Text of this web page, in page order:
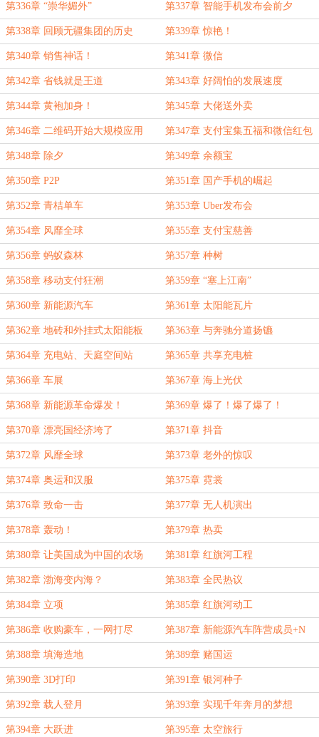
第336章 “崇华媚外” 第337章 智能手机发布会前夕
第338章 回顾无疆集团的历史 第339章 惊艳！
第340章 销售神话！ 第341章 微信
第342章 省钱就是王道 第343章 好阔怕的发展速度
第344章 黄袍加身！ 第345章 大佬送外卖
第346章 二维码开始大规模应用 第347章 支付宝集五福和微信红包
第348章 除夕 第349章 余额宝
第350章 P2P 第351章 国产手机的崛起
第352章 青桔单车 第353章 Uber发布会
第354章 风靡全球 第355章 支付宝慈善
第356章 蚂蚁森林 第357章 种树
第358章 移动支付狂潮 第359章 “塞上江南”
第360章 新能源汽车 第361章 太阳能瓦片
第362章 地砖和外挂式太阳能板 第363章 与奔驰分道扬镳
第364章 充电站、天庭空间站 第365章 共享充电桩
第366章 车展 第367章 海上光伏
第368章 新能源革命爆发！ 第369章 爆了！爆了爆了！
第370章 漂亮国经济垮了 第371章 抖音
第372章 风靡全球 第373章 老外的惊叹
第374章 奥运和汉服 第375章 霓裳
第376章 致命一击 第377章 无人机演出
第378章 轰动！ 第379章 热卖
第380章 让美国成为中国的农场 第381章 红旗河工程
第382章 渤海变内海？ 第383章 全民热议
第384章 立项 第385章 红旗河动工
第386章 收购豪车，一网打尽 第387章 新能源汽车阵营成员+N
第388章 填海造地 第389章 赌国运
第390章 3D打印 第391章 银河种子
第392章 载人登月 第393章 实现千年奔月的梦想
第394章 大跃进 第395章 太空旅行